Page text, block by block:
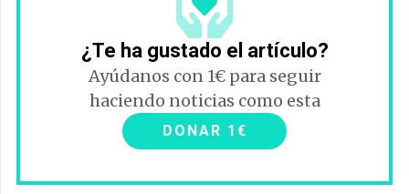
¿Te ha gustado el artículo?
Ayúdanos con 1€ para seguir
haciendo noticias como esta
DONAR 1€